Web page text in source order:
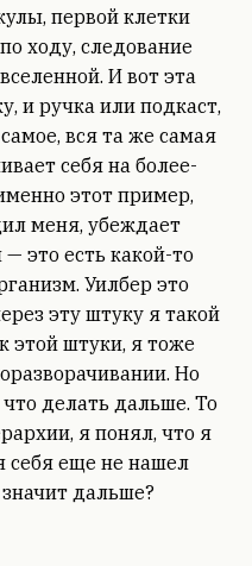
первой клетки
ходу, следование
И вот эта
и ручка или подкаст,
вся та же самая
себя на более-
этот пример,
меня, убеждает
это есть какой-то
Уилбер это
эту штуку я такой
этой штуки, я тоже
Но
делать дальше. То
я понял, что я
себя еще не нашел
дальше?